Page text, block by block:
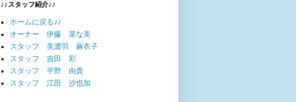
♪♪スタッフ紹介♪♪
ホームに戻る♪♪
オーナー 伊藤 菜な美
スタッフ 美濃羽 麻衣子
スタッフ 吉田 彩
スタッフ 平野 由貴
スタッフ 江田 沙也加